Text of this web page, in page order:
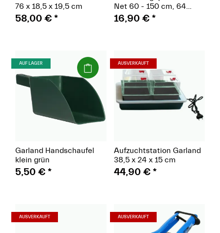
76 x 18,5 x 19,5 cm
58,00 € *
Net 60 - 150 cm, 64
Netzfelder
16,90 € *
AUF LAGER (Paket)
Garland Handschaufel
klein grün
5,50 € *
AUSVERKAUFT
Aufzuchtstation Garland
38,5 x 24 x 15 cm
44,90 € *
AUSVERKAUFT (Paket) AUSVERKAUFT (Paket)